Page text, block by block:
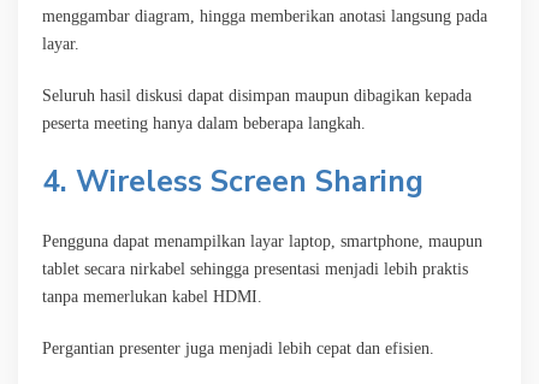
menggambar diagram, hingga memberikan anotasi langsung pada
layar.
Seluruh hasil diskusi dapat disimpan maupun dibagikan kepada
peserta meeting hanya dalam beberapa langkah.
4. Wireless Screen Sharing
Pengguna dapat menampilkan layar laptop, smartphone, maupun
tablet secara nirkabel sehingga presentasi menjadi lebih praktis
tanpa memerlukan kabel HDMI.
Pergantian presenter juga menjadi lebih cepat dan efisien.